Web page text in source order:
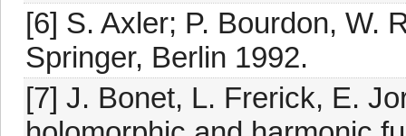
[6] S. Axler; P. Bourdon, W.
Springer, Berlin 1992.
[7] J. Bonet, L. Frerick, E.